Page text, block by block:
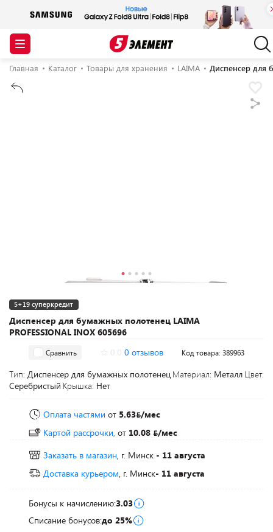
Главная Каталог Товары для хранения LAIMA Диспенсер для
Диспенсер для бумажных полотенец LAIMA
PROFESSIONAL INOX 605696
5+19 суперкредит
Сравнить 0 отзывов Код товара: 389963
Тип: Диспенсер для бумажных полотенец Материал: Металл Цвет:
Серебристый Крышка: Нет
Оплата частями от 5.63 /мес
Картой рассрочки, от 10.08
/мес
Заказать в магазин, г. Минск - 11 августа
Доставка курьером, г. Минск- 11 августа
Бонусы к начислению:3.03
Списание бонусов:до 25%